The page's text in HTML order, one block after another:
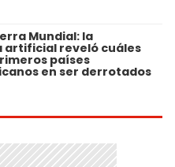
Mundial: la
artificial reveló cuáles
países
en ser derrotados